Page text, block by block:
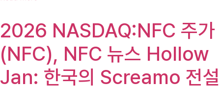
2026 NASDAQ:NFC 주가
(NFC), NFC 뉴스 Hollow
Jan: 한국의 Screamo 전설